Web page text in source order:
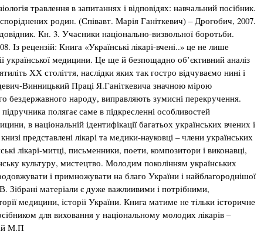
травлення в запитаннях і відповідях: навчальний посібник.
родин. (Співавт. Марія Ганіткевич) – Дрогобич, 2007.
довідник. Кн. 3. Учасники національно-визвольної боротьби.
рецензій: Книга «Українські лікарі-вчені..» це не лише
української медицини. Це ще й безпощадно об’єктивний аналіз
ХХ століття, наслідки яких так гостро відчуваємо нині і
Винницький Праці Я.Ганіткевича значною мірою
бездержавного народу, виправляють зумисні перекручення.
полягає саме в підкресленні особливостей
в національній ідентифікації багатьох українських вчених і
представлені лікарі та медики-науковці – члени українських
лікарі-митці, письменники, поети, композитори і виконавці,
культуру, мистецтво. Молодим поколінням українських
і примножувати на благо України і найблагороднішої
Зібрані матеріали є дуже важлиивими і потрібними,
медицини, історії України. Книга матиме не тільки історичне
для виховання у національному молодих лікарів –
М.П